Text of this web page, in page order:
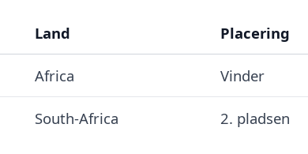
Land Placering
Africa Vinder
South-Africa 2. pladsen